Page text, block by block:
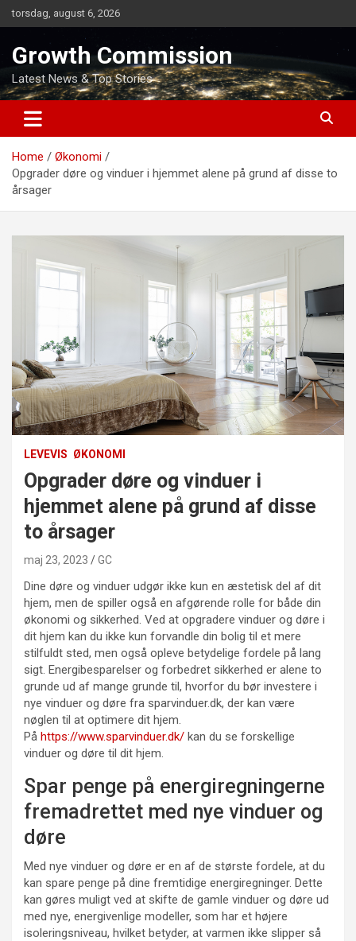
Skip
to
torsdag, august 6, 2026
Growth Commission
Latest News & Top Stories
Home
Økonomi
Opgrader døre og vinduer i hjemmet alene på grund af disse to
årsager
LEVEVIS ØKONOMI
Opgrader døre og vinduer i
hjemmet alene på grund af disse
to årsager
maj 23, 2023 GC
Dine døre og vinduer udgør ikke kun en æstetisk del af dit
hjem, men de spiller også en afgørende rolle for både din
økonomi og sikkerhed. Ved at opgradere vinduer og døre i
dit hjem kan du ikke kun forvandle din bolig til et mere
stilfuldt sted, men også opleve betydelige fordele på lang
sigt. Energibesparelser og forbedret sikkerhed er alene to
grunde ud af mange grunde til, hvorfor du bør investere i
nye vinduer og døre fra sparvinduer.dk, der kan være
nøglen til at optimere dit hjem.
På https://www.sparvinduer.dk/ kan du se forskellige
vinduer og døre til dit hjem.
Spar penge på energiregningerne
fremadrettet med nye vinduer og
døre
Med nye vinduer og døre er en af de største fordele, at du
kan spare penge på dine fremtidige energiregninger. Dette
kan gøres muligt ved at skifte de gamle vinduer og døre ud
med nye, energivenlige modeller, som har et højere
isoleringsniveau, hvilket betyder, at varmen ikke slipper så